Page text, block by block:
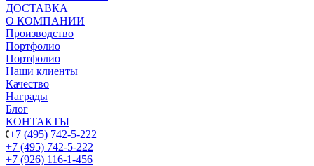
ДОСТАВКА
О КОМПАНИИ
Производство
Портфолио
Портфолио
Наши клиенты
Качество
Награды
Блог
КОНТАКТЫ
+7 (495) 742-5-222
+7 (495) 742-5-222
+7 (926) 116-1-456